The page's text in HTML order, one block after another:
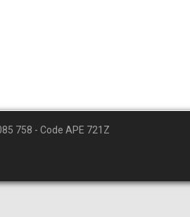
758 - Code APE 721Z